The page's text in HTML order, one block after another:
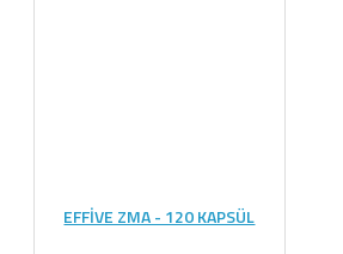
EFFİVE ZMA - 120 KAPSÜL